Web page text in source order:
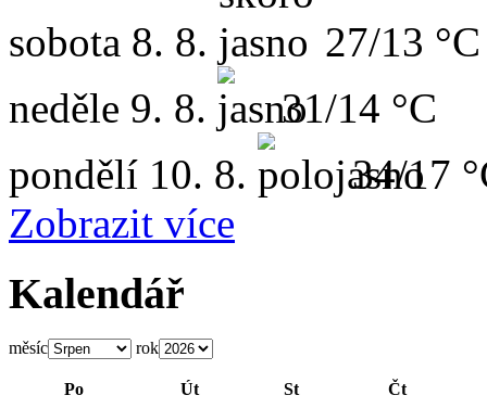
sobota 8. 8.
27/13 °C
neděle 9. 8.
31/14 °C
pondělí 10. 8.
34/17
Zobrazit více
Kalendář
měsíc rok
Po Út St Čt